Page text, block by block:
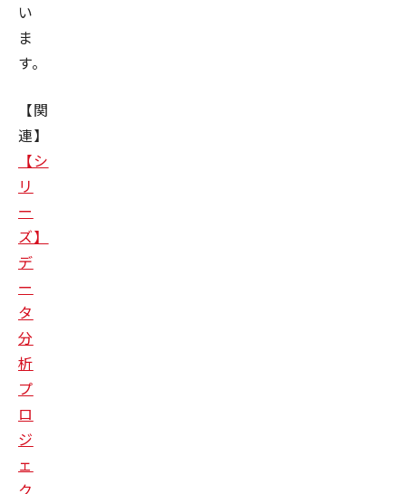
い
ま
す。
【関
連】
【シ
リ
ー
ズ】
デ
ー
タ
分
析
プ
ロ
ジ
ェ